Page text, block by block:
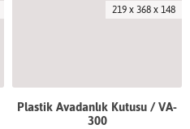
219 x 368 x 148
Plastik Avadanlık Kutusu / VA-
300